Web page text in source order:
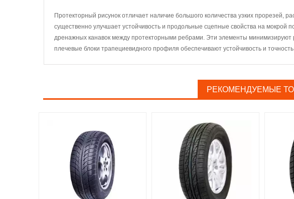
Протекторный рисунок отличает наличие большого количества узких прорезей,
существенно улучшает устойчивость и продольные сцепные свойства на мокрой
дренажных канавок между протекторными ребрами. Эти элементы
плечевые блоки трапециевидного профиля обеспечивают устойчивость и
РЕКОМЕНДУЕМЫЕ